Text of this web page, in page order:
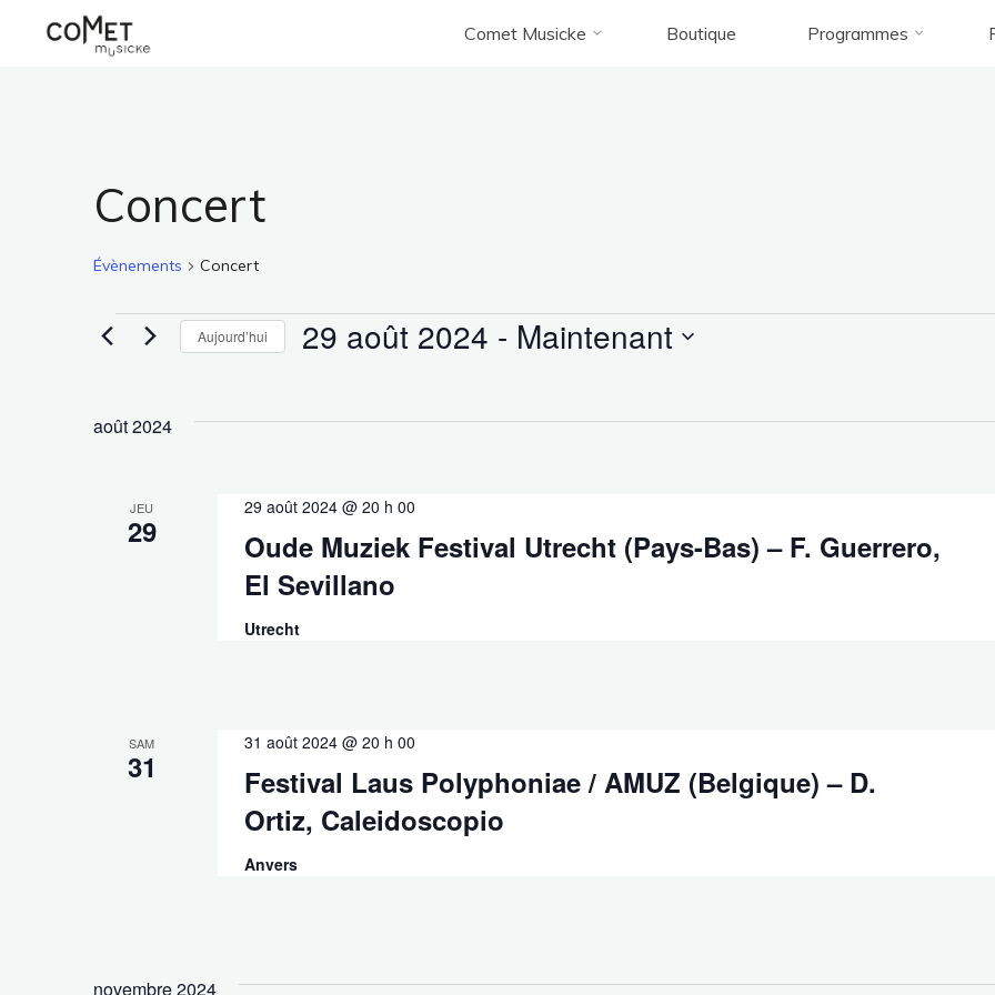
Comet Musicke Boutique Programmes
AccueilÉvènements
Concert
Évènements Concert
Évènements
Aujourd’hui 29 août 2024 - Maintenant
août 2024
JEU
29
Oude Muziek Festival Utrecht (Pays-Bas) – F. Guerrero,
El Sevillano
29 août 2024 @ 20 h 00
Utrecht
SAM
31
Festival Laus Polyphoniae / AMUZ (Belgique) – D.
Ortiz, Caleidoscopio
31 août 2024 @ 20 h 00
Anvers
novembre 2024